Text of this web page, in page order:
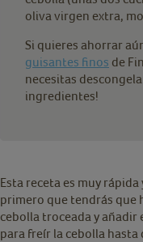
oliva virgen extra,
Si quieres ahorrar
guisantes finos de
necesitas
ingredientes!
Esta receta es muy
primero que tendrás que
cebolla troceada y añadir
para freír la cebolla hasta